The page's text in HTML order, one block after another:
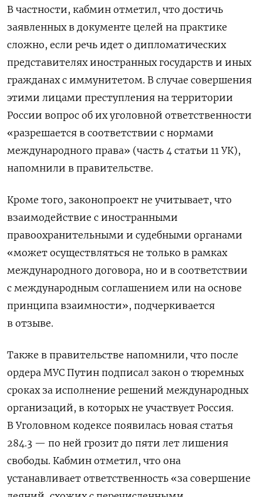
В частности, кабмин отметил, что достичь
заявленных в документе целей на практике
сложно, если речь идет о дипломатических
представителях иностранных государств и иных
гражданах с иммунитетом. В случае совершения
этими лицами преступления на территории
России вопрос об их уголовной ответственности
«разрешается в соответствии с нормами
международного права» (часть 4 статьи 11 УК),
напомнили в правительстве.
Кроме того, законопроект не учитывает, что
взаимодействие с иностранными
правоохранительными и судебными органами
«может осуществляться не только в рамках
международного договора, но и в соответствии
с международным соглашением или на основе
принципа взаимности», подчеркивается
в отзыве.
Также в правительстве напомнили, что после
ордера МУС Путин подписал закон о тюремных
сроках за исполнение решений международных
организаций, в которых не участвует Россия.
В Уголовном кодексе появилась новая статья
284.3 — по ней грозит до пяти лет лишения
свободы. Кабмин отметил, что она
устанавливает ответственность «за совершение